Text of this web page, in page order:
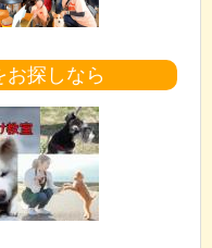
お探しなら